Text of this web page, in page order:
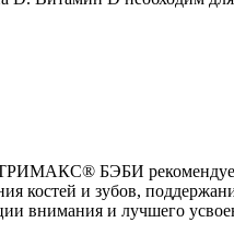
БЭБИ
костей и зубов,
внимания и лучшего